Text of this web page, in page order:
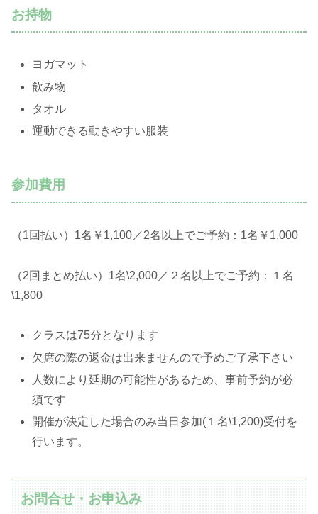
お持物
ヨガマット
飲み物
タオル
運動できる動きやすい服装
参加費用
（1回払い）1名￥1,100／2名以上でご予約：1名￥1,000
（2回まとめ払い）1名\2,000／２名以上でご予約：１名
\1,800
クラスは75分となります
欠席の際の返金は出来ませんので予めご了承下さい
人数により延期の可能性があるため、事前予約が必
須です
開催が決定した場合のみ当日参加(１名\1,200)受付を
行います。
お問合せ・お申込み